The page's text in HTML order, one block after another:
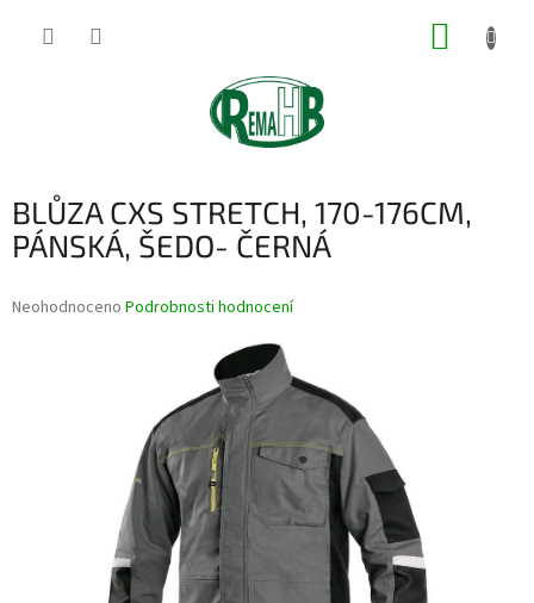
BLŮZA CXS STRETCH, 170-176CM,
PÁNSKÁ, ŠEDO- ČERNÁ
Průměrné
Neohodnoceno Podrobnosti hodnocení